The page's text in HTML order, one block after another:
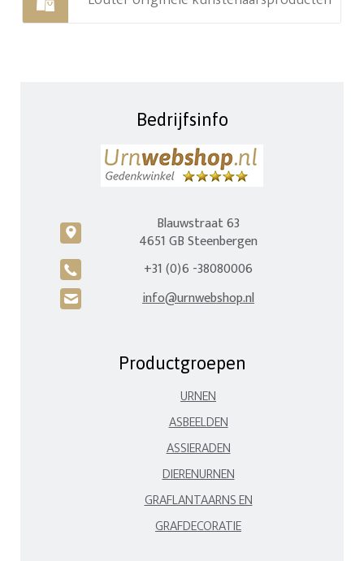
Bedrijfsinfo
c
Blauwstraat 63
4651 GB Steenbergen
A +31 (0)6 -38080006
H info@urnwebshop.nl
Productgroepen
URNEN
ASBEELDEN
ASSIERADEN
DIERENURNEN
GRAFLANTAARNS EN
GRAFDECORATIE